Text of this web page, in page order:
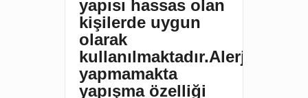
yapısı hassas olan
kişilerde uygun
olarak
kullanılmaktadır.Alerji
yapmamakta
yapışma özelliği